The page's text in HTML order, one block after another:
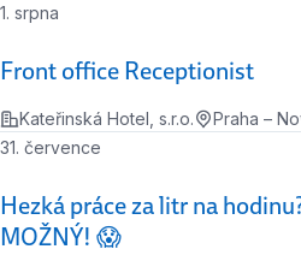
Front office Receptionist
1. srpna
Kateřinská Hotel, s.r.o. Praha –
Hezká práce za litr na
MOŽNÝ! 😱
31. července